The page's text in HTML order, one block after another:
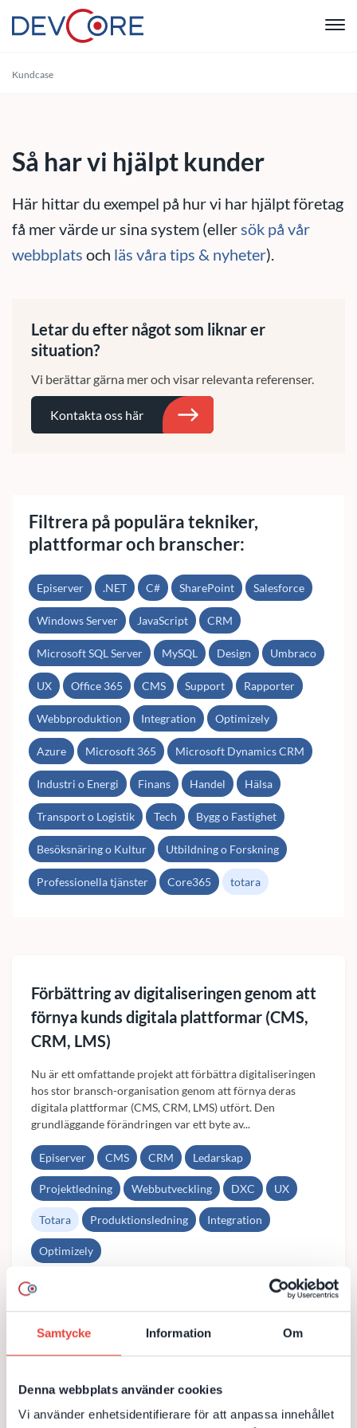
Samtycke Information Om
Denna webbplats använder cookies
Vi använder enhetsidentifierare för att anpassa innehållet
"Kundcase
Så har vi hjälpt kunder
Här hittar du exempel på hur vi har hjälpt företag
få mer värde ur sina system (ellersök på vår
webbplats och läs våra tips & nyheter).
Letar du efter något som liknar er
situation?
Vi berättar gärna mer och visar relevanta referenser.
Kontakta oss här
Filtrera på populära tekniker,
plattformar och branscher:
Episerver .NET C# SharePoint Salesforce
Windows Server JavaScript CRM
Microsoft SQL Server MySQL Design Umbraco
UX Office 365 CMS Support Rapporter
Webbproduktion Integration Optimizely
Azure Microsoft 365 Microsoft Dynamics CRM
Industri o Energi Finans Handel Hälsa
Transport o Logistik Tech Bygg o Fastighet
Besöksnäring o Kultur Utbildning o Forskning
Professionella tjänster Core365 totara
Förbättring av digitaliseringen genom att
förnya kunds digitala plattformar (CMS,
CRM, LMS)
Nu är ett omfattande projekt att förbättra digitaliseringen
hos stor bransch-organisation genom att förnya deras
digitala plattformar (CMS, CRM, LMS) utfört. Den
grundläggande förändringen var ett byte av...
Episerver CMS CRM Ledarskap
Projektledning Webbutveckling DXC UX
Totara Produktionsledning Integration
Optimizely
Till kundcase
Uppgradering till Episerver Commerce
med Pyramid- och Totara-integration